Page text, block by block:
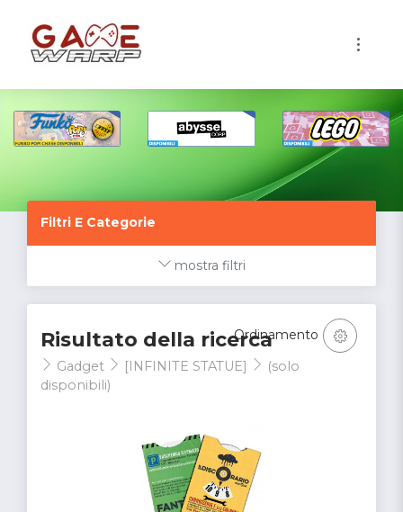
Filtri E Categorie
mostra filtri
Risultato della ricerca
Gadget [INFINITE STATUE]
(solo
disponibili)
Ordinamento